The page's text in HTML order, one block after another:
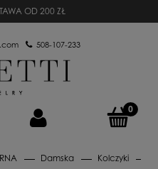
OD 200 ZŁ
508-107-233
Damska Kolczyki